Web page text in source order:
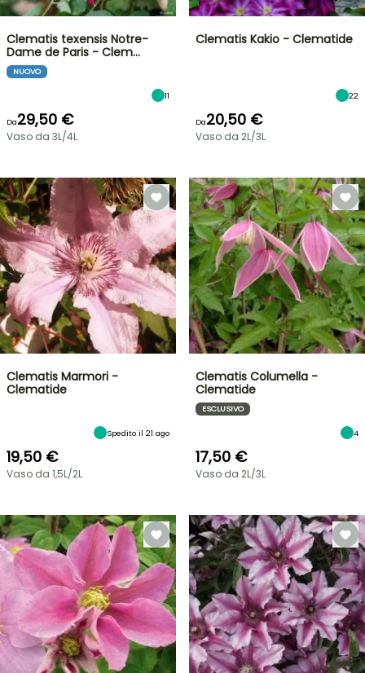
Clematis texensis Notre-
Dame de Paris - Clem…
NUOVO
11
Da29,50 €
Vaso da 3L/4L
Clematis Kakio - Clematide
22
Da20,50 €
Vaso da 2L/3L
Clematis Marmori -
Clematide
Spedito il 21 ago
19,50 €
Vaso da 1,5L/2L
Clematis Columella -
Clematide
ESCLUSIVO
4
17,50 €
Vaso da 2L/3L